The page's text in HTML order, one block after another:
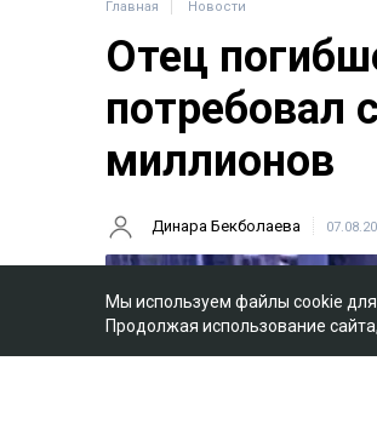
Главная Новости
Отец
потребовал
миллионов
Динара Бекболаева
Мы используем файлы cookie
Продолжая использование